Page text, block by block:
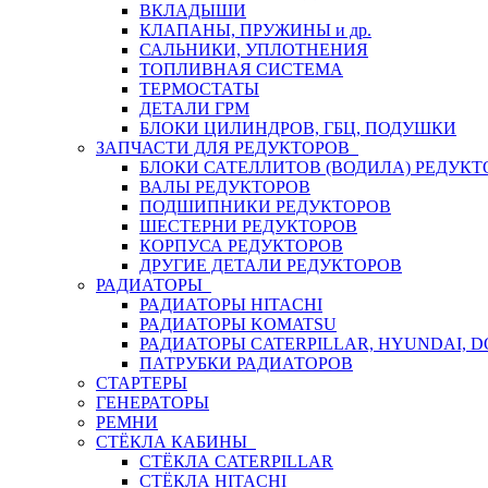
ВКЛАДЫШИ
КЛАПАНЫ, ПРУЖИНЫ и др.
САЛЬНИКИ, УПЛОТНЕНИЯ
ТОПЛИВНАЯ СИСТЕМА
ТЕРМОСТАТЫ
ДЕТАЛИ ГРМ
БЛОКИ ЦИЛИНДРОВ, ГБЦ, ПОДУШКИ
ЗАПЧАСТИ ДЛЯ РЕДУКТОРОВ
БЛОКИ САТЕЛЛИТОВ (ВОДИЛА)
ВАЛЫ РЕДУКТОРОВ
ПОДШИПНИКИ РЕДУКТОРОВ
ШЕСТЕРНИ РЕДУКТОРОВ
КОРПУСА РЕДУКТОРОВ
ДРУГИЕ ДЕТАЛИ РЕДУКТОРОВ
РАДИАТОРЫ
РАДИАТОРЫ HITACHI
РАДИАТОРЫ KOMATSU
РАДИАТОРЫ CATERPILLAR, HYUNDAI,
ПАТРУБКИ РАДИАТОРОВ
СТАРТЕРЫ
ГЕНЕРАТОРЫ
РЕМНИ
СТЁКЛА КАБИНЫ
СТЁКЛА CATERPILLAR
СТЁКЛА HITACHI